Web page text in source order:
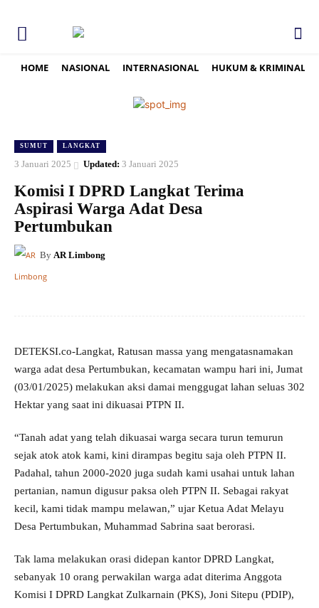
HOME NASIONAL INTERNASIONAL HUKUM & KRIMINAL
SUMUT LANGKAT
3 Januari 2025 Updated: 3 Januari 2025
Komisi I DPRD Langkat Terima
Aspirasi Warga Adat Desa
Pertumbukan
By AR Limbong
DETEKSI.co-Langkat, Ratusan massa yang mengatasnamakan
warga adat desa Pertumbukan, kecamatan wampu hari ini, Jumat
(03/01/2025) melakukan aksi damai menggugat lahan seluas 302
Hektar yang saat ini dikuasai PTPN II.
“Tanah adat yang telah dikuasai warga secara turun temurun
sejak atok atok kami, kini dirampas begitu saja oleh PTPN II.
Padahal, tahun 2000-2020 juga sudah kami usahai untuk lahan
pertanian, namun digusur paksa oleh PTPN II. Sebagai rakyat
kecil, kami tidak mampu melawan,” ujar Ketua Adat Melayu
Desa Pertumbukan, Muhammad Sabrina saat berorasi.
Tak lama melakukan orasi didepan kantor DPRD Langkat,
sebanyak 10 orang perwakilan warga adat diterima Anggota
Komisi I DPRD Langkat Zulkarnain (PKS), Joni Sitepu (PDIP),